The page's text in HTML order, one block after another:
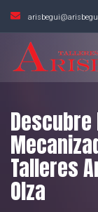
Talleres
Olza